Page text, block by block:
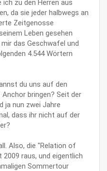
ich zu den Herren aus
da sie jeder halbwegs an
Zeitgenosse
Leben gesehen
das Geschwafel und
4.544 Wörtern
du uns auf den
bringen? Seit der
ja nun zwei Jahre
dass ihr nicht auf der
Also, die "Relation of
2009 raus, und eigentlich
Sommertour